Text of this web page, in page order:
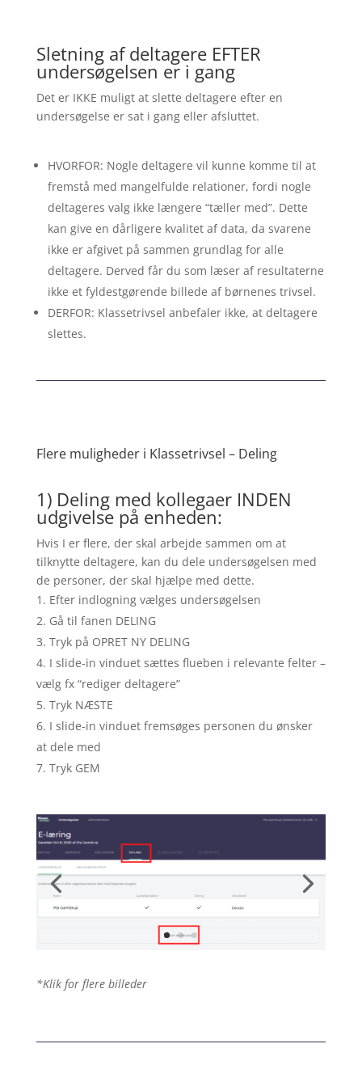
Sletning af deltagere EFTER
undersøgelsen er i gang
Det er IKKE muligt at slette deltagere efter en
undersøgelse er sat i gang eller afsluttet.
HVORFOR: Nogle deltagere vil kunne komme til at
fremstå med mangelfulde relationer, fordi nogle
deltageres valg ikke længere “tæller med”. Dette
kan give en dårligere kvalitet af data, da svarene
ikke er afgivet på sammen grundlag for alle
deltagere. Derved får du som læser af resultaterne
ikke et fyldestgørende billede af børnenes trivsel.
DERFOR: Klassetrivsel anbefaler ikke, at deltagere
slettes.
Flere muligheder i Klassetrivsel – Deling
1) Deling med kollegaer INDEN
udgivelse på enheden:
Hvis I er flere, der skal arbejde sammen om at
tilknytte deltagere, kan du dele undersøgelsen med
de personer, der skal hjælpe med dette.
Efter indlogning vælges undersøgelsen
Gå til fanen DELING
Tryk på OPRET NY DELING
I slide-in vinduet sættes flueben i relevante felter –
vælg fx “rediger deltagere”
Tryk NÆSTE
I slide-in vinduet fremsøges personen du ønsker
at dele med
Tryk GEM
*Klik for flere billeder